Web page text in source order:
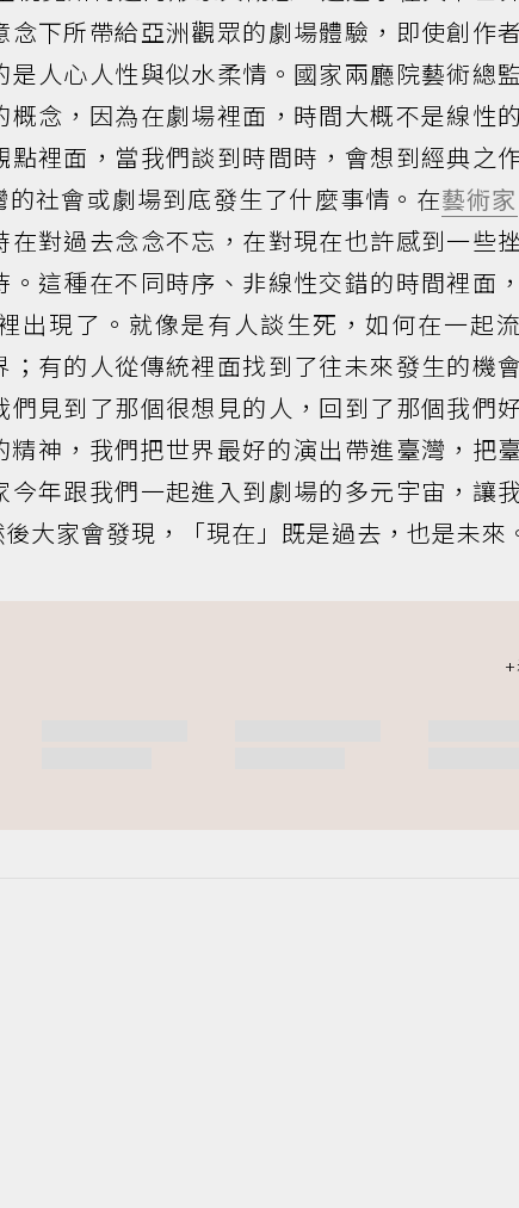
下所帶給亞洲觀眾的劇場體驗，即使創作
人心人性與似水柔情。國家兩廳院藝術總
念，因為在劇場裡面，時間大概不是線性
裡面，當我們談到時間時，會想到經典之
社會或劇場到底發生了什麼事情。在藝術家
對過去念念不忘，在對現在也許感到一些
這種在不同時序、非線性交錯的時間裡面
出現了。就像是有人談生死，如何在一起
有的人從傳統裡面找到了往未來發生的機
見到了那個很想見的人，回到了那個我們
精神，我們把世界最好的演出帶進臺灣，把
年跟我們一起進入到劇場的多元宇宙，讓
大家會發現，「現在」既是過去，也是未來